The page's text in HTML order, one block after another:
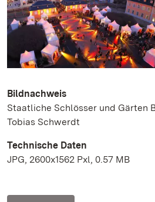
Bildnachweis
Staatliche Schlösser und Gärten
Tobias Schwerdt
Technische Daten
JPG, 2600x1562 Pxl, 0.57 MB